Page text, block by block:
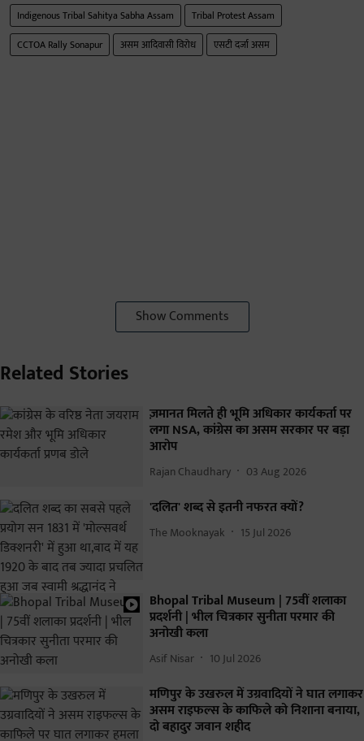
Indigenous Tribal Sahitya Sabha Assam
Tribal Protest Assam
CCTOA Rally Sonapur
असम आदिवासी विरोध एसटी दर्जा असम
Show Comments
Related Stories
ज़मानत मिलते ही भूमि अधिकार कार्यकर्ता पर
लगा NSA, कांग्रेस का असम सरकार पर बड़ा
आरोप
Rajan Chaudhary 03 Aug 2026
'दलित' शब्द से इतनी नफरत क्यों?
The Mooknayak 15 Jul 2026
Bhopal Tribal Museum | 75वीं शलाका
प्रदर्शनी | भील चित्रकार सुनीता परमार की
अनोखी कला
Asif Nisar 10 Jul 2026
मणिपुर के उखरुल में उग्रवादियों ने घात लगाकर
असम राइफल्स के काफिले को निशाना बनाया,
दो बहादुर जवान शहीद